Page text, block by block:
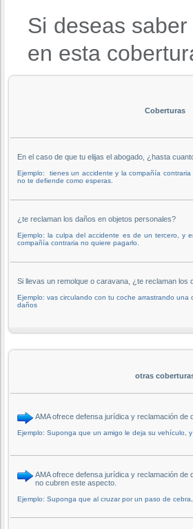
Si deseas
en esta
Coberturas
En el caso de que tu elijas el abogado, ¿hasta
Ejemplo: tienes un accidente y la compañía
no te defiende como esperas.
¿te reclaman los daños en objetos personales?
Ejemplo: la culpa del accidente es de un tercero, y
compañía contraria no quiere pagarlo.
Si llevas un remolque o caravana, ¿te reclaman los
Ejemplo: vas circulando con tu coche arrastrando una
daños
otras
AMA ofrece defensa jurídica y reclamación
Ejemplo: Suponga que un amigo le deja su vehículo,
AMA ofrece defensa jurídica y reclamación
no cubren este aspecto.
Ejemplo: Suponga que al cruzar por un paso de